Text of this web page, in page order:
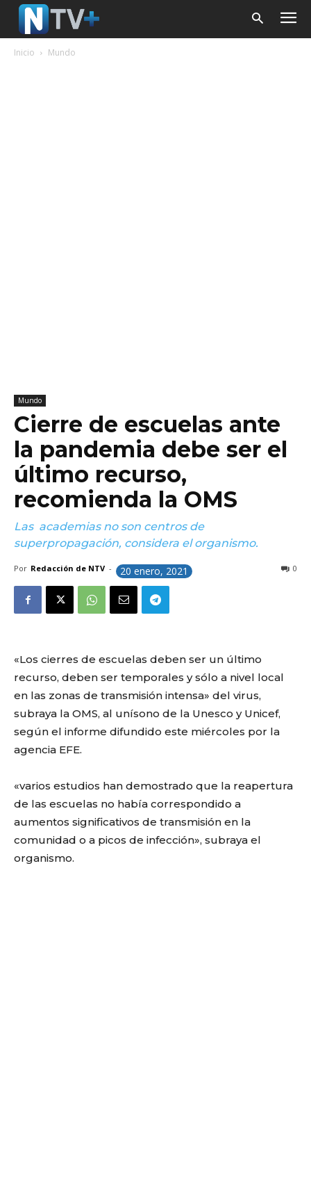
Inicio Mundo
Mundo
Cierre de escuelas ante
la pandemia debe ser el
último recurso,
recomienda la OMS
Las academias no son centros de
superpropagación, considera el organismo.
Por Redacción de NTV - 20 enero, 2021 0
«Los cierres de escuelas deben ser un último
recurso, deben ser temporales y sólo a nivel local
en las zonas de transmisión intensa» del virus,
subraya la OMS, al unísono de la Unesco y Unicef,
según el informe difundido este miércoles por la
agencia EFE.
«varios estudios han demostrado que la reapertura
de las escuelas no había correspondido a
aumentos significativos de transmisión en la
comunidad o a picos de infección», subraya el
organismo.